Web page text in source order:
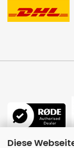
Diese